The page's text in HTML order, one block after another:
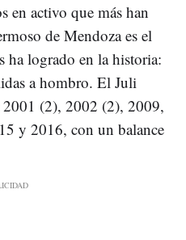
en activo que más han
de Mendoza es el
ha logrado en la historia:
a hombro. El Juli
2001 (2), 2002 (2), 2009,
y 2016, con un balance